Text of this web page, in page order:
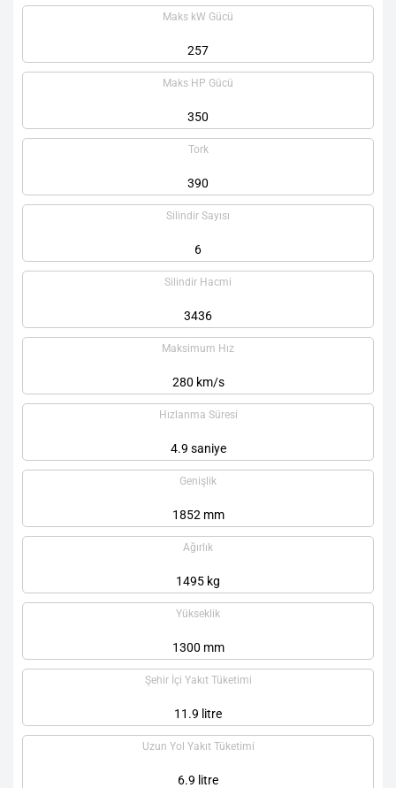
Maks kW Gücü
257
Maks HP Gücü
350
Tork
390
Silindir Sayısı
6
Silindir Hacmi
3436
Maksimum Hız
280 km/s
Hızlanma Süresi
4.9 saniye
Genişlik
1852 mm
Ağırlık
1495 kg
Yükseklik
1300 mm
Şehir İçi Yakıt Tüketimi
11.9 litre
Uzun Yol Yakıt Tüketimi
6.9 litre